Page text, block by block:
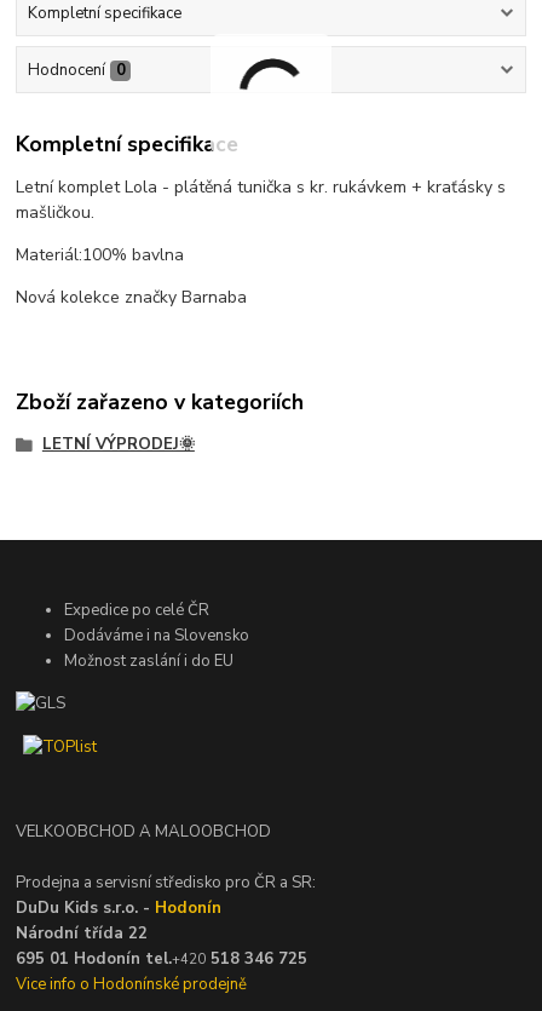
Kompletní specifikace
Hodnocení 0
Kompletní specifikace
Letní komplet Lola - plátěná tunička s kr. rukávkem + kraťásky s
mašličkou.
Materiál:100% bavlna
Nová kolekce značky Barnaba
Zboží zařazeno v kategoriích
LETNÍ VÝPRODEJ🌞
Expedice po celé ČR
Dodáváme i na Slovensko
Možnost zaslání i do EU
VELKOOBCHOD A MALOOBCHOD
Prodejna a servisní středisko pro ČR a SR:
DuDu Kids s.r.o. - Hodonín
Národní třída 22
695 01 Hodonín tel.+420 518 346 725
Vice info o Hodonínské prodejně